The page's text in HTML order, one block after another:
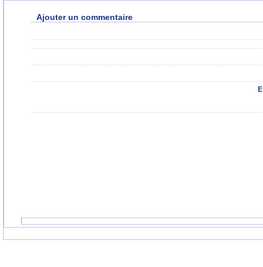
Ajouter un commentaire